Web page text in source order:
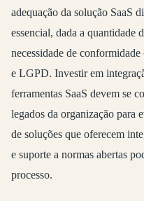
adequação da solução SaaS
essencial, dada a quantidade
necessidade de
e LGPD. Investir em
ferramentas SaaS devem se
legados da organização para
de soluções que oferecem
e suporte a normas abertas
processo.